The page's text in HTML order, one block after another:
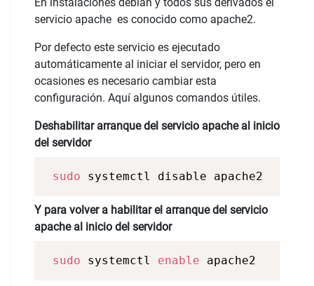
servicio apache es conocido como apache2.
Por defecto este servicio es ejecutado
automáticamente al iniciar el servidor, pero en
ocasiones es necesario cambiar esta
configuración. Aquí algunos comandos útiles.
Deshabilitar arranque del servicio apache al inicio
del servidor
sudo systemctl disable apache2
Y para volver a habilitar el arranque del servicio
apache al inicio del servidor
sudo systemctl enable apache2